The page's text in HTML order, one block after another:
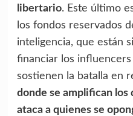
libertario. Este último
los fondos reservados
inteligencia, que están
financiar los
sostienen la batalla en
donde se amplifican los
ataca a quienes se